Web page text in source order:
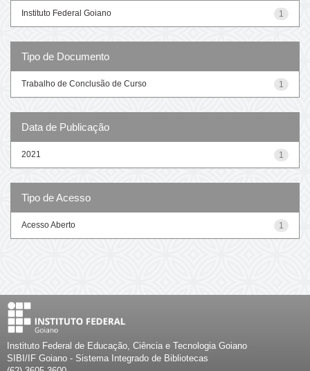
1
Instituto Federal Goiano
Tipo de Documento
1
Trabalho de Conclusão de Curso
Data de Publicação
1
2021
Tipo de Acesso
1
Acesso Aberto
Instituto Federal de Educação, Ciência e Tecnologia Goiano
SIBI/IF Goiano - Sistema Integrado de Bibliotecas